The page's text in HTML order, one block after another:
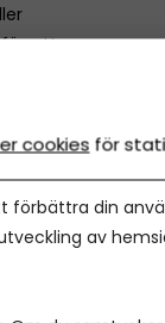
för att
Läs
cookies för
förbättra din
av